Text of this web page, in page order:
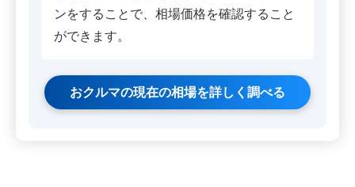
ンをすることで、相場価格を確認すること
ができます。
おクルマの現在の相場を詳しく調べる